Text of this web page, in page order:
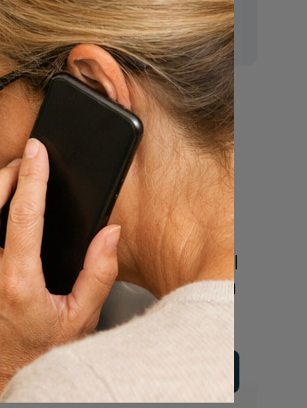
Nu
een uitvaart
regelen
Beschrijf uw wensen
online of bel ons geheel
vrijblijvend voor hulp na
een overlijden.
Vul hier uw wensen in